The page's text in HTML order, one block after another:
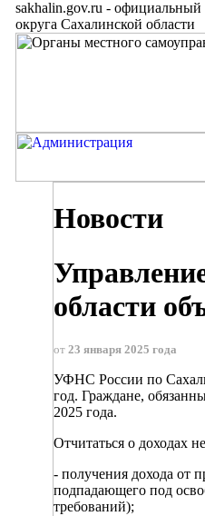
sakhalin.gov.ru - официальный
округа Сахалинской области
Новости
области
от 23 января 2025 года
УФНС России по
год. Граждане,
2025 года.
Отчитаться о доходах
- получения дохода от
подпадающего под
требований);